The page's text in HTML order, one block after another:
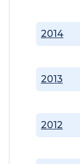
2012
2013
2014